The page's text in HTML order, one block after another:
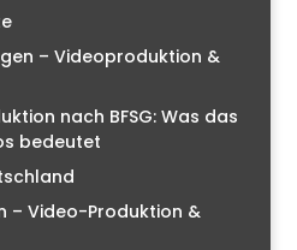
– Videoproduktion &
nach BFSG: Was das
bedeutet
– Video-Produktion &